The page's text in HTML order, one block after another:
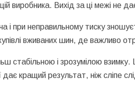
Вихід за ці межі не
і при неправильному тиску
вживаних шин, де важливо
стабільною і зрозумілою
кращий результат, ніж сліпе